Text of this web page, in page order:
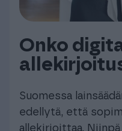
Onko
Suomessa
edellytä, että
allekirjoittaa.